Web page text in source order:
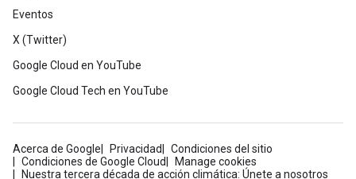
Eventos
X (Twitter)
Google Cloud en YouTube
Google Cloud Tech en YouTube
Acerca de Google Privacidad
Condiciones del sitio
Condiciones de Google Cloud
Manage cookies
Nuestra tercera década de acción climática: Únete a nosotros